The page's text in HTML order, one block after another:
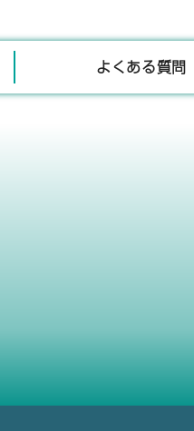
よくある質問